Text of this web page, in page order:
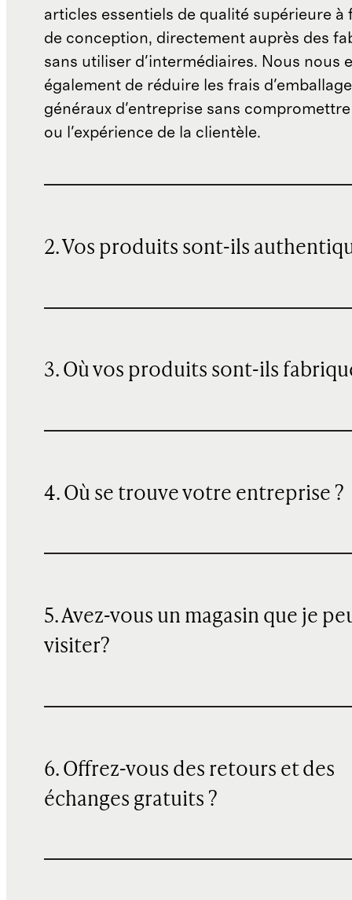
articles essentiels de qualité supérieure à
de conception, directement auprès des
sans utiliser d'intermédiaires. Nous nous
également de réduire les frais
généraux d'entreprise sans
ou l'expérience de la clientèle.
2. Vos produits sont-ils
3. Où vos produits sont-ils
4. Où se trouve votre entreprise ?
5. Avez-vous un magasin que je
visiter?
6. Offrez-vous des retours et des
échanges gratuits ?